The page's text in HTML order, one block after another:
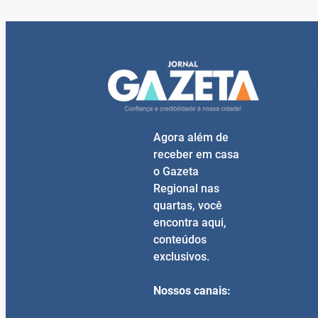
Agora além de
receber em casa
o Gazeta
Regional nas
quartas, você
encontra aqui,
conteúdos
exclusivos.
Nossos canais: